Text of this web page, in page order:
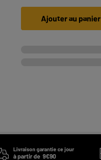
Ajouter au panier